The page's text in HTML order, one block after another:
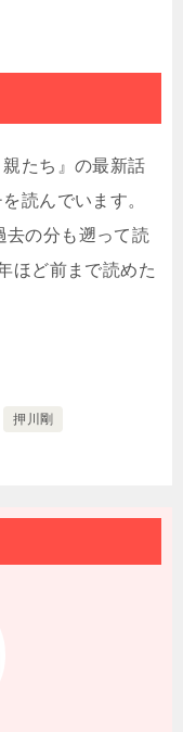
親たち』の最新話
読んでいます。
の分も遡って読
ほど前まで読めた
押川剛